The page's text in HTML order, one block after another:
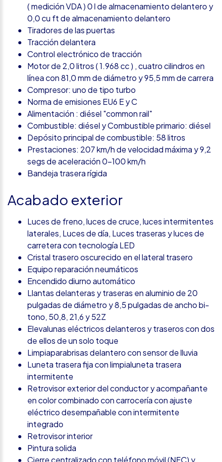
( medición VDA ) 0 l de almacenamiento delantero y
0,0 cu ft de almacenamiento delantero
Tiradores de las puertas
Tracción delantera
Control electrónico de tracción
Motor de 2,0 litros ( 1.968 cc ) , cuatro cilindros en
línea con 81,0 mm de diámetro y 95,5 mm de carrera
Compresor: uno de tipo turbo
Norma de emisiones EU6 E y C
Alimentación : diésel "common rail"
Combustible: diésel y Combustible primario: diésel
Depósito principal de combustible: 58 litros
Prestaciones: 207 km/h de velocidad máxima y 9,2
segs de aceleración 0-100 km/h
Bandeja trasera rígida
Acabado exterior
Luces de freno, luces de cruce, luces intermitentes
laterales, Luces de día, Luces traseras y luces de
carretera con tecnología LED
Cristal trasero oscurecido en el lateral trasero
Equipo reparación neumáticos
Encendido diurno automático
Llantas delanteras y traseras en aluminio de 20
pulgadas de diámetro y 8,5 pulgadas de ancho bi-
tono, 50,8, 21,6 y 52Z
Elevalunas eléctricos delanteros y traseros con dos
de ellos de un solo toque
Limpiaparabrisas delantero con sensor de lluvia
Luneta trasera fija con limpialuneta trasera
intermitente
Retrovisor exterior del conductor y acompañante
en color combinado con carrocería con ajuste
eléctrico desempañable con intermitente
integrado
Retrovisor interior
Pintura solida
Cierre centralizado con teléfono móvil (NFC) y